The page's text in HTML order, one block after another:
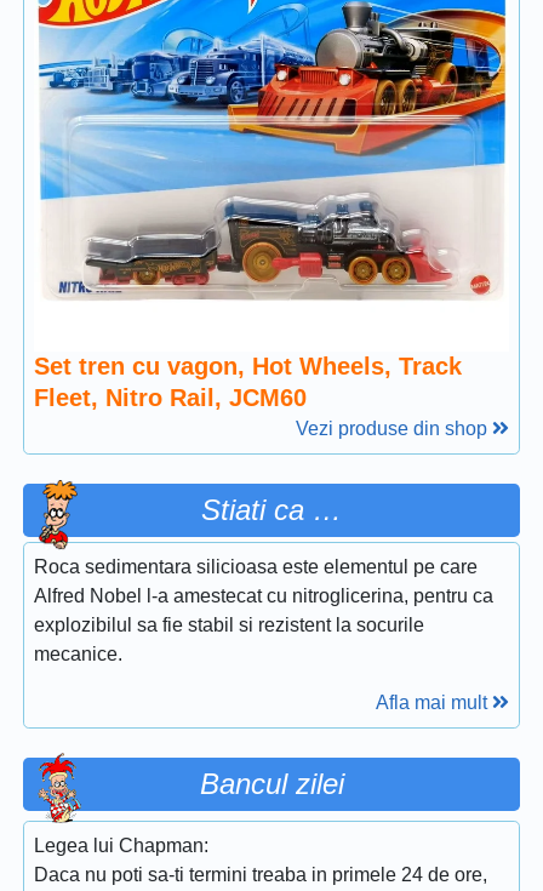
Set tren cu vagon, Hot Wheels, Track
Fleet, Nitro Rail, JCM60
Vezi produse din shop
Stiati ca …
Roca sedimentara silicioasa este elementul pe care
Alfred Nobel l-a amestecat cu nitroglicerina, pentru ca
explozibilul sa fie stabil si rezistent la socurile
mecanice.
Afla mai mult
Bancul zilei
Legea lui Chapman:
Daca nu poti sa-ti termini treaba in primele 24 de ore,